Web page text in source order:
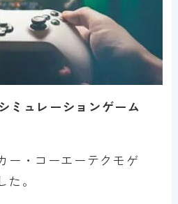
ミュレーションゲーム
ー・コーエーテクモゲ
。